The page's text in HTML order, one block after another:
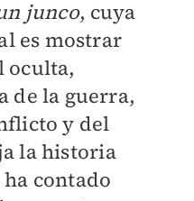
junco, cuya
es mostrar
oculta,
de la guerra,
y del
la historia
contado